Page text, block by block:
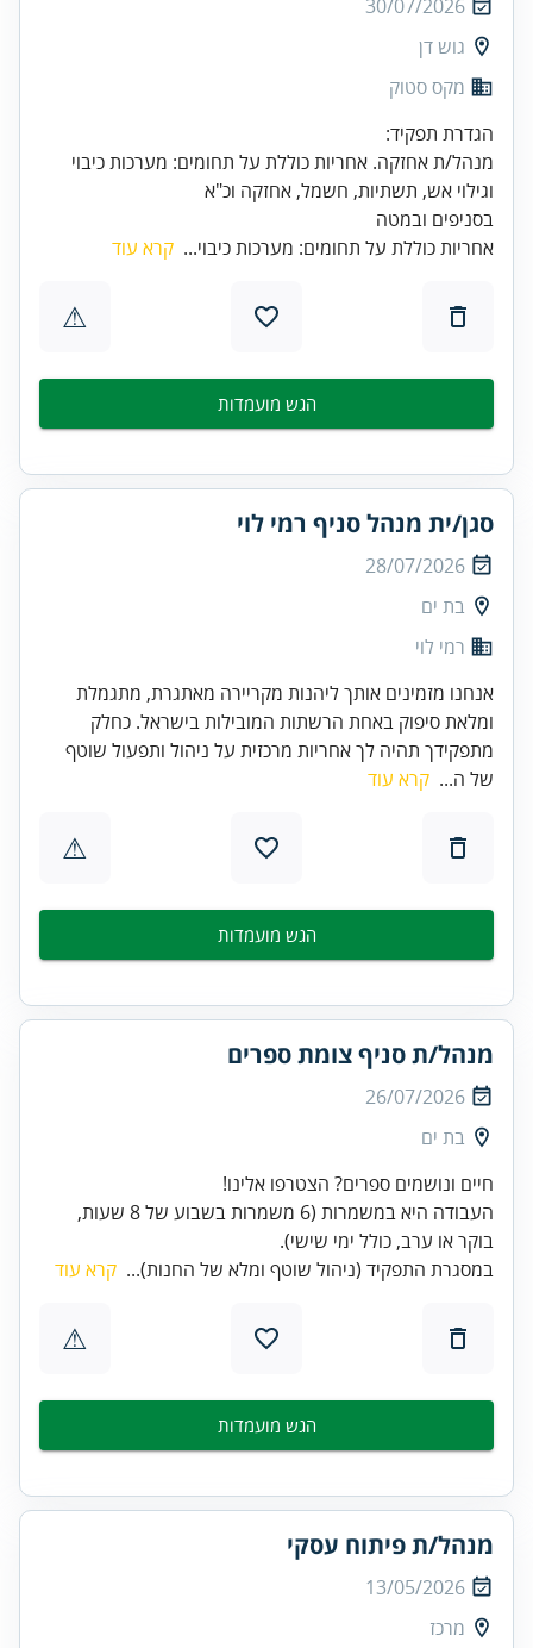
30/07/2026
גוש דן
מקס סטוק
מנהל/ת אחזקה. אחריות כוללת על תחומים: מערכות כיבוי
בסניפים ובמטה
אחריות כוללת על תחומים: מערכות כיבוי... קרא עוד
⚠
הגש מועמדות
סגן/ית מנהל סניף רמי לוי
28/07/2026
בת ים
רמי לוי
אנחנו מזמינים אותך ליהנות מקריירה מאתגרת, מתגמלת
ומלאת סיפוק באחת הרשתות המובילות בישראל. כחלק
מתפקידך תהיה לך אחריות מרכזית על ניהול ותפעול שוטף
של ה... קרא עוד
⚠
הגש מועמדות
מנהל/ת סניף צומת ספרים
26/07/2026
בת ים
העבודה היא במשמרות (6 משמרות בשבוע של 8 שעות,
בוקר או ערב, כולל ימי שישי).
במסגרת התפקיד (ניהול שוטף ומלא של החנות)... קרא עוד
⚠
הגש מועמדות
מנהל/ת פיתוח עסקי
13/05/2026
מרכז